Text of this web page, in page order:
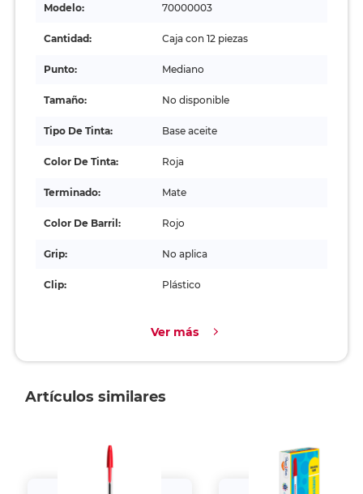
Modelo: 70000003
Cantidad: Caja con 12 piezas
Punto: Mediano
Tamaño: No disponible
Tipo De Tinta: Base aceite
Color De Tinta: Roja
Terminado: Mate
Color De Barril: Rojo
Grip: No aplica
Clip: Plástico
Ver más
Artículos similares